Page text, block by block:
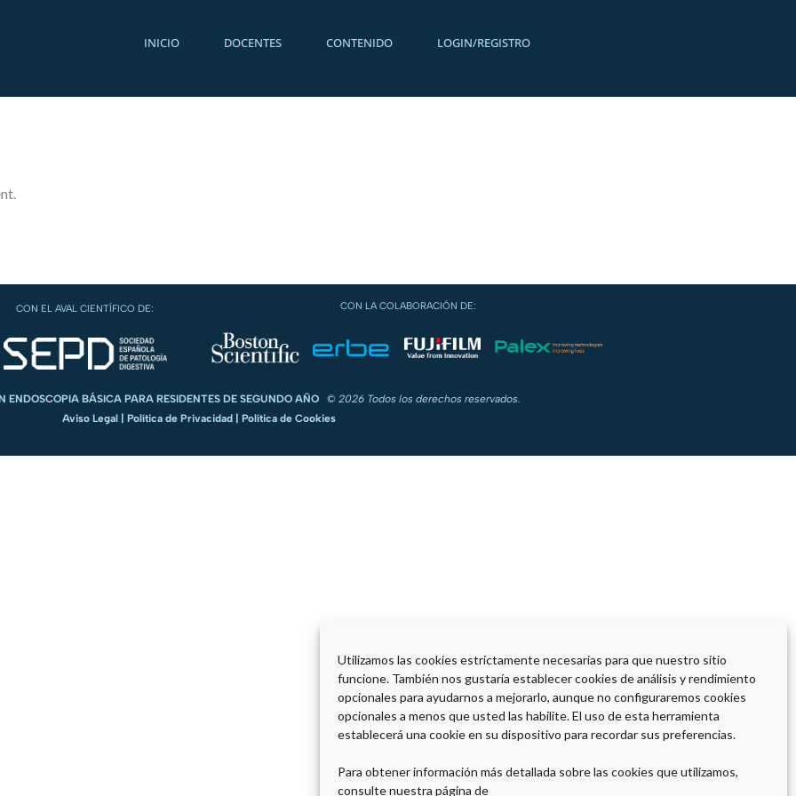
Utilizamos las cookies estrictamente necesarias para que nuestro sitio
funcione. También nos gustaría establecer cookies de análisis y rendimiento
opcionales para ayudarnos a mejorarlo, aunque no configuraremos cookies
opcionales a menos que usted las habilite. El uso de esta herramienta
establecerá una cookie en su dispositivo para recordar sus preferencias.
Para obtener información más detallada sobre las cookies que utilizamos,
consulte nuestra página de
INICIO DOCENTES CONTENIDO LOGIN/REGISTRO
CON EL AVAL CIENTÍFICO DE: CON LA COLABORACIÓN DE:
ENDOSCOPIA BÁSICA PARA RESIDENTES DE SEGUNDO AÑO © 2026 Todos los derechos reservados.
Aviso Legal
Política de Privacidad Política de Cookies